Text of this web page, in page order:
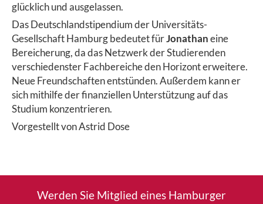
glücklich und ausgelassen.
Das Deutschlandstipendium der Universitäts-
Gesellschaft Hamburg bedeutet fürJonathaneine
Bereicherung, da das Netzwerk der Studierenden
verschiedenster Fachbereiche den Horizont erweitere.
Neue Freundschaften entstünden. Außerdem kann er
sich mithilfe der finanziellen Unterstützung auf das
Studium konzentrieren.
Vorgestellt von Astrid Dose
Werden Sie Mitglied eines Hamburger